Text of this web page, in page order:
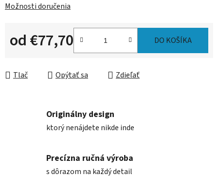
Možnosti doručenia
od€77,70 DO KOŠÍKA
Tlač Opýtať sa Zdieľať
Originálny design
ktorý nenájdete nikde inde
Precízna ručná výroba
s dôrazom na každý detail